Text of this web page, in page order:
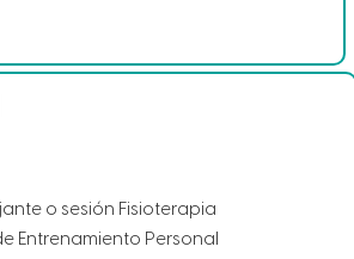
o sesión Fisioterapia
Entrenamiento Personal